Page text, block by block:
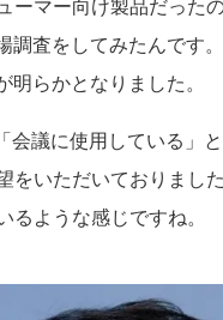
査をしてみたんです
らかとなりました。
議に使用している」
いただいておりまし
ような感じですね。